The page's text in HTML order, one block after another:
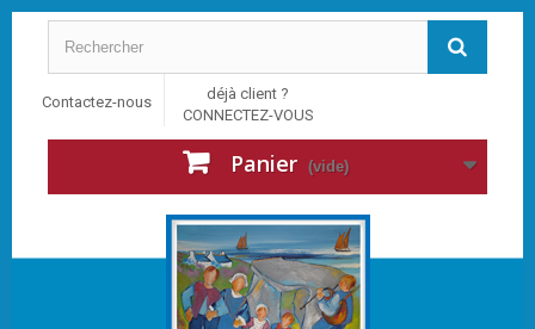
Contactez-nous
déjà client ?
CONNECTEZ-VOUS
Panier (vide)